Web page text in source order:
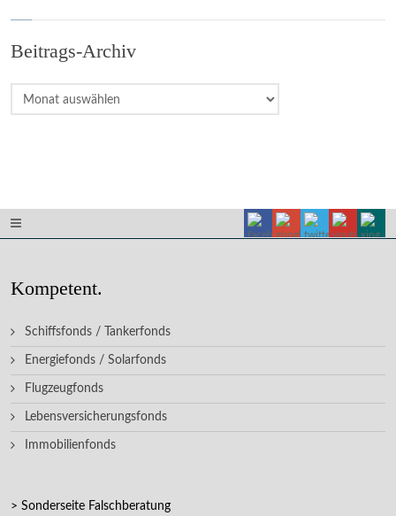
Beitrags-Archiv
Beitrags-
Archiv
Kompetent.
Schiffsfonds / Tankerfonds
Energiefonds / Solarfonds
Flugzeugfonds
Lebensversicherungsfonds
Immobilienfonds
> Sonderseite Falschberatung